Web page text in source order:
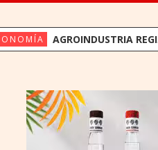
AGROINDUSTRIA REGISTRA SU MEJOR PRIMER SEMESTRE DESDE 2018